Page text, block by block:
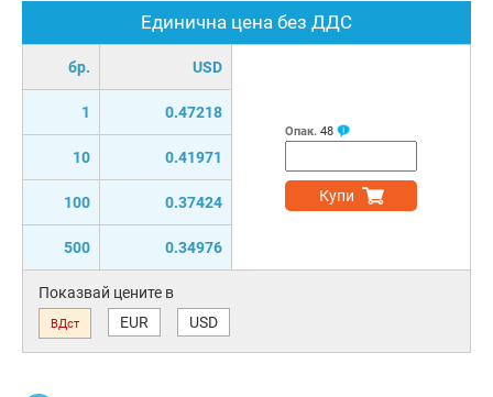
Единична цена без ДДС
бр. USD
1 0.47218
10 0.41971
100 0.37424
500 0.34976
Опак. 48
Купи
Показвай цените в
ВДст EUR USD